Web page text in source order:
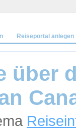
Reiseportal anlegen
über